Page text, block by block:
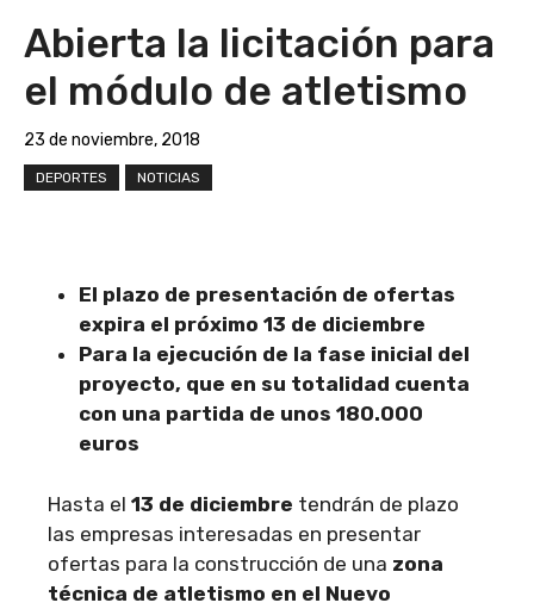
Abierta la licitación para
el módulo de atletismo
23 de noviembre, 2018
DEPORTES NOTICIAS
El plazo de presentación de ofertas
expira el próximo 13 de diciembre
Para la ejecución de la fase inicial del
proyecto, que en su totalidad cuenta
con una partida de unos 180.000
euros
Hasta el 13 de diciembre tendrán de plazo
las empresas interesadas en presentar
ofertas para la construcción de una zona
técnica de atletismo en el Nuevo